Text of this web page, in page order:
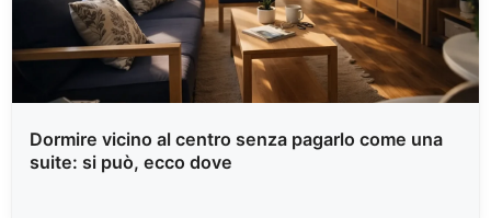
Dormire vicino al centro senza pagarlo come una
suite: si può, ecco dove